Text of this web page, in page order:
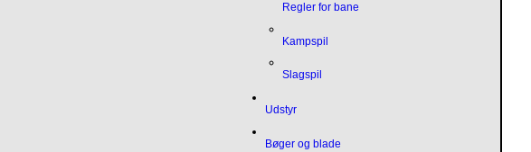
Regler for bane
Kampspil
Slagspil
Udstyr
Bøger og blade